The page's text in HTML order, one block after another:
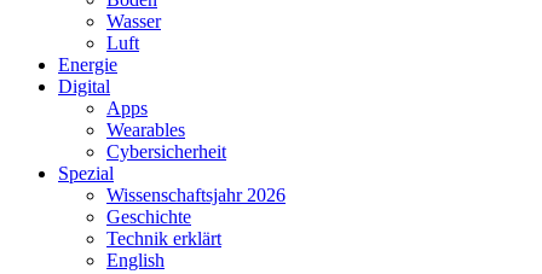
Wasser
Luft
Energie
Digital
Apps
Wearables
Cybersicherheit
Spezial
Wissenschaftsjahr 2026
Geschichte
Technik erklärt
English